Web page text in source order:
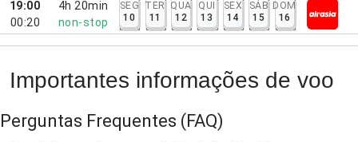
19:00
00:20
4h 20min
non-stop
SEG
10
TER
11
QUA
12
QUI
13
SEX
14
SÁB
15
DOM
16
Importantes informações de voo
Perguntas Frequentes (FAQ)